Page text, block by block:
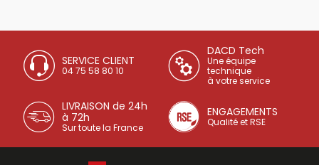
SERVICE CLIENT
04 75 58 80 10
DACD Tech
Une équipe
technique
à votre service
LIVRAISON de 24h
à 72h
Sur toute la France
ENGAGEMENTS
Qualité et RSE